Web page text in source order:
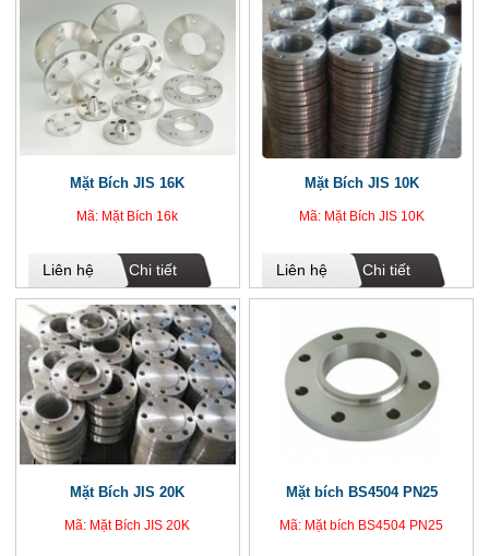
Mặt Bích JIS 16K
Mã: Mặt Bích 16k
Liên hệ Chi tiết
Mặt Bích JIS 10K
Mã: Mặt Bích JIS 10K
Liên hệ Chi tiết
Mặt Bích JIS 20K
Mã: Mặt Bích JIS 20K
Mặt bích BS4504 PN25
Mã: Mặt bích BS4504 PN25